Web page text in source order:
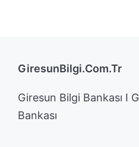
GiresunBilgi.Com.Tr
Giresun Bilgi Bankası I
Bankası